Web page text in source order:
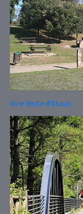
Voie Verte d'Atxuri